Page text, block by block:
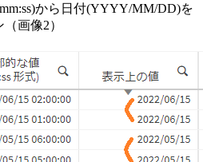
から日付(YYYY/MM/DD)を
画像2）